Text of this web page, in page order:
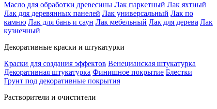
Масло для обработки древесины Лак паркетный Лак яхтный
Лак для деревянных панелей Лак универсальный Лак по
камню Лак для бань и саун Лак мебельный Лак для дерева Лак
кузнечный
Декоративные краски и штукатурки
Краски для создания эффектов Венецианская штукатурка
Декоративная штукатурка Финишное покрытие Блестки
Грунт под декоративные покрытия
Растворители и очистители